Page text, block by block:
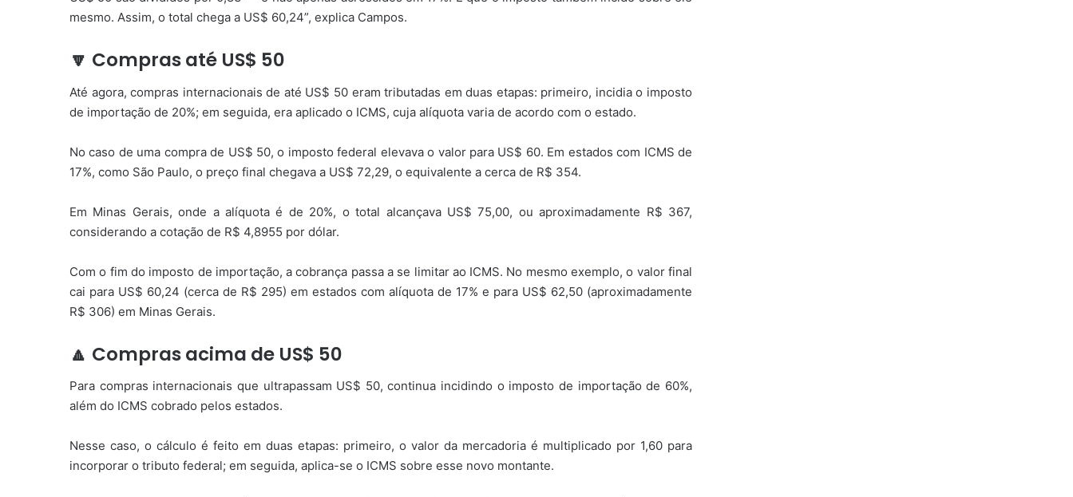
mesmo. Assim, o total chega a US$ 60,24”, explica Campos.
🔽 Compras até US$ 50
Até agora, compras internacionais de até US$ 50 eram tributadas em duas etapas: primeiro, incidia o imposto
de importação de 20%; em seguida, era aplicado o ICMS, cuja alíquota varia de acordo com o estado.
No caso de uma compra de US$ 50, o imposto federal elevava o valor para US$ 60. Em estados com ICMS de
17%, como São Paulo, o preço final chegava a US$ 72,29, o equivalente a cerca de R$ 354.
Em Minas Gerais, onde a alíquota é de 20%, o total alcançava US$ 75,00, ou aproximadamente R$ 367,
considerando a cotação de R$ 4,8955 por dólar.
Com o fim do imposto de importação, a cobrança passa a se limitar ao ICMS. No mesmo exemplo, o valor final
cai para US$ 60,24 (cerca de R$ 295) em estados com alíquota de 17% e para US$ 62,50 (aproximadamente
R$ 306) em Minas Gerais.
🔼 Compras acima de US$ 50
Para compras internacionais que ultrapassam US$ 50, continua incidindo o imposto de importação de 60%,
além do ICMS cobrado pelos estados.
Nesse caso, o cálculo é feito em duas etapas: primeiro, o valor da mercadoria é multiplicado por 1,60 para
incorporar o tributo federal; em seguida, aplica-se o ICMS sobre esse novo montante.